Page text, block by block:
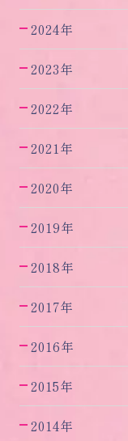
2024年
2023年
2022年
2021年
2020年
2019年
2018年
2017年
2016年
2015年
2014年